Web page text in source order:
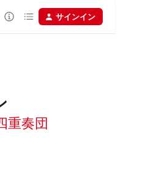
サインイン
重奏団